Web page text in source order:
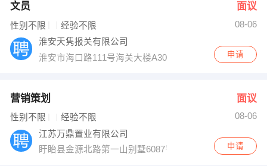
文员 面议
性别不限 经验不限
08-06
淮安天隽报关有限公司
淮安市海口路111号海关大楼A301室
申请
营销策划 面议
性别不限 经验不限
08-06
江苏万鼎置业有限公司
盱眙县金源北路第一山别墅6087号
申请